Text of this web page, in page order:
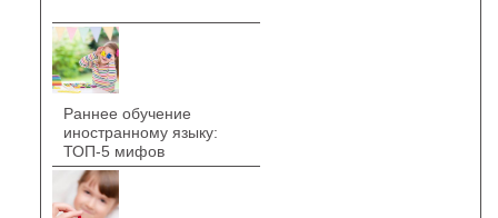
Раннее обучение
иностранному языку:
ТОП-5 мифов